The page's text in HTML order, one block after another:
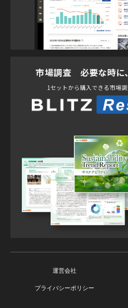
市場調査 必要な時に
1セットから購入できる市場
運営会社
プライバシーポリシー